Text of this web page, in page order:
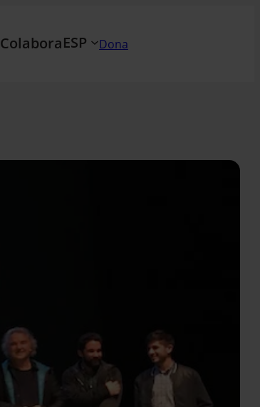
ColaboraESP Dona